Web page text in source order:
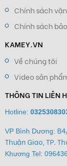
Chính sách
Chính sách
KAMEY.VN
Về chúng tôi
Video sản
THÔNG TIN LIÊN
Hotline:
VP Bình Dương:
Thuận Giao, TP.
Khương Tel: